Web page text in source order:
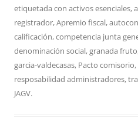
etiquetada con activos esenciales,
registrador,Apremio fiscal,
calificación,competencia junta
denominación social,granada fruto
garcia-valdecasas, Pacto comisorio,
resposabilidad administradores,
JAGV.